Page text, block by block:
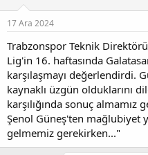
u
b
a
l
a
t
a
n
ç
a
r
i
h
i
17 Ara 2024
Trabzonspor Teknik
Lig'in 16. haftasında
karşılaşmayı değerlendirdi.
kaynaklı üzgün olduklarını
karşılığında sonuç
Şenol Güneş'ten mağlubiyet
gelmemiz gerekirken..."